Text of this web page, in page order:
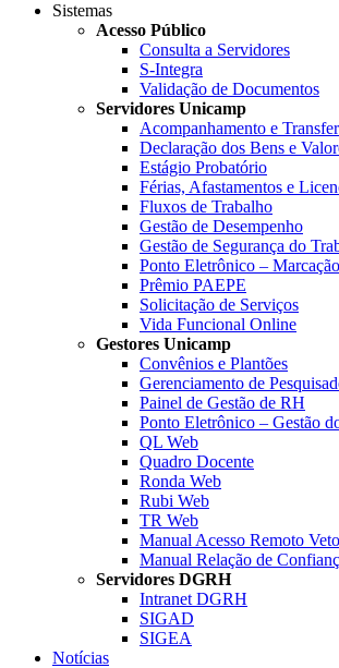
Sistemas
Acesso Público
Consulta a Servidores
S-Integra
Validação de Documentos
Servidores Unicamp
Acompanhamento e
Declaração dos Bens e
Estágio Probatório
Férias, Afastamentos e
Fluxos de Trabalho
Gestão de Desempenho
Gestão de Segurança do
Ponto Eletrônico –
Prêmio PAEPE
Solicitação de Serviços
Vida Funcional Online
Gestores Unicamp
Convênios e Plantões
Gerenciamento de
Painel de Gestão de RH
Ponto Eletrônico – Gestão
QL Web
Quadro Docente
Ronda Web
Rubi Web
TR Web
Manual Acesso Remoto
Manual Relação de
Servidores DGRH
Intranet DGRH
SIGAD
SIGEA
Notícias